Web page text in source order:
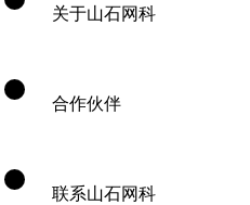
关于山石网科
合作伙伴
联系山石网科